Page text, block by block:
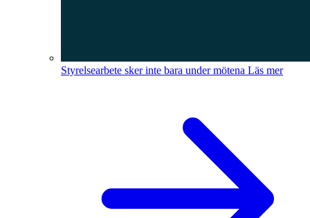
Styrelsearbete sker inte bara under mötena Läs mer